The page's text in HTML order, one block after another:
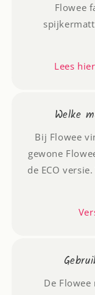
Flowee
Lees
Welke
Bij Flowee
gewone
de ECO
De